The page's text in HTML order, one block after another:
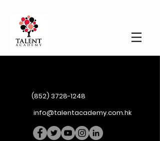
(852) 3728-1248
info@talentacademy.com.hk